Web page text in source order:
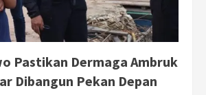
Pastikan Dermaga Ambruk
Dibangun Pekan Depan